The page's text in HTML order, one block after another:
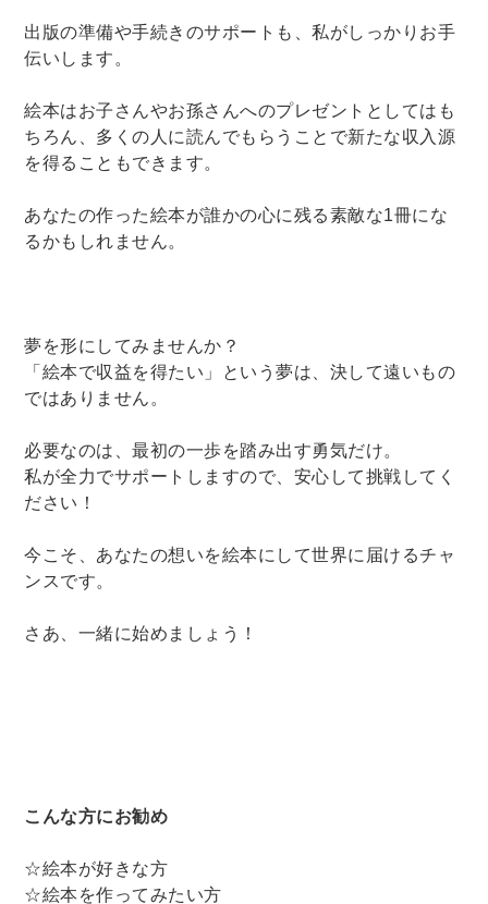
出版の準備や手続きのサポートも、私がしっかりお手
伝いします。
絵本はお子さんやお孫さんへのプレゼントとしてはも
ちろん、多くの人に読んでもらうことで新たな収入源
を得ることもできます。
あなたの作った絵本が誰かの心に残る素敵な1冊にな
るかもしれません。
夢を形にしてみませんか？
「絵本で収益を得たい」という夢は、決して遠いもの
ではありません。
必要なのは、最初の一歩を踏み出す勇気だけ。
私が全力でサポートしますので、安心して挑戦してく
ださい！
今こそ、あなたの想いを絵本にして世界に届けるチャ
ンスです。
さあ、一緒に始めましょう！
こんな方にお勧め
☆絵本が好きな方
☆絵本を作ってみたい方